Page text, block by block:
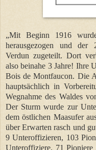
„Mit Beginn 1916
herausgezogen und der
Verdun zugeteilt. Dort
also beinahe 3 Jahre! Ihre
Bois de Montfaucon. Die
hauptsächlich in
Wegnahme des Waldes
Der Sturm wurde zur
dem östlichen Maasufer
über Erwarten rasch und
9 Unteroffizieren, 103
Unteroffiziere, 71